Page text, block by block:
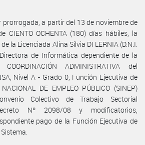
prorrogada, a partir del 13 de noviembre de
CIENTO OCHENTA (180) días hábiles, la
la Licenciada Alina Silvia DI LERNIA (D.N.I.
de Informática dependiente de la
COORDINACIÓN ADMINISTRATIVA del
Nivel A - Grado 0, Función Ejecutiva de
DE EMPLEO PÚBLICO (SINEP)
Colectivo de Trabajo Sectorial
Nº 2098/08 y modificatorios,
pago de la Función Ejecutiva de